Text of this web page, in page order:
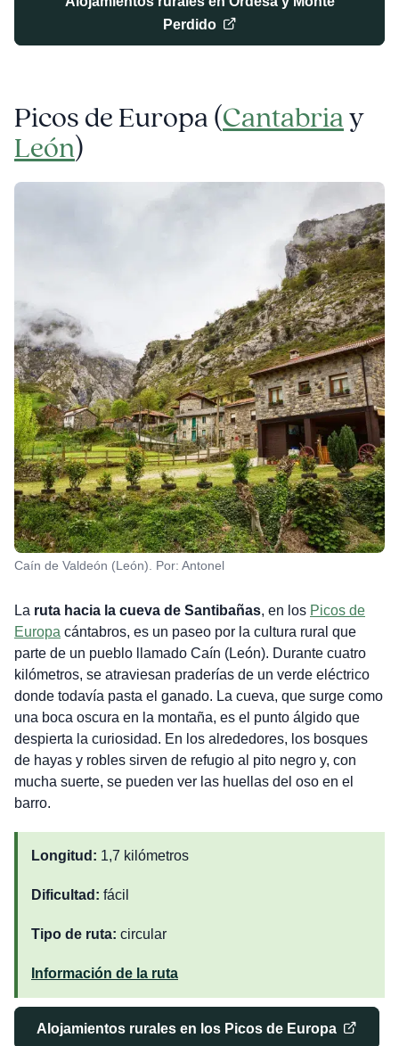
Perdido
Picos de Europa (Cantabriay
León)
Caín de Valdeón (León). Por: Antonel
La ruta hacia la cueva de Santibañas, en los Picos de
Europa cántabros, es un paseo por la cultura rural que
parte de un pueblo llamado Caín (León). Durante cuatro
kilómetros, se atraviesan praderías de un verde eléctrico
donde todavía pasta el ganado. La cueva, que surge como
una boca oscura en la montaña, es el punto álgido que
despierta la curiosidad. En los alrededores, los bosques
de hayas y robles sirven de refugio al pito negro y, con
mucha suerte, se pueden ver las huellas del oso en el
barro.
Longitud: 1,7 kilómetros
Dificultad: fácil
Tipo de ruta: circular
Información de la ruta
Alojamientos rurales en los Picos de Europa